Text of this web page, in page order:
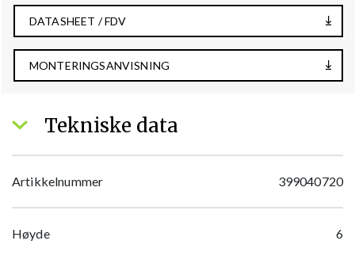
DATASHEET / FDV
MONTERINGSANVISNING
Tekniske data
Artikkelnummer 399040720
Høyde 6